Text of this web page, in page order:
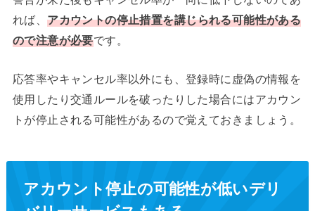
れば、アカウントの停止措置を講じられる可能性がある
ので注意が必要です。
応答率やキャンセル率以外にも、登録時に虚偽の情報を
使用したり交通ルールを破ったりした場合にはアカウン
トが停止される可能性があるので覚えておきましょう。
アカウント停止の可能性が低いデリ